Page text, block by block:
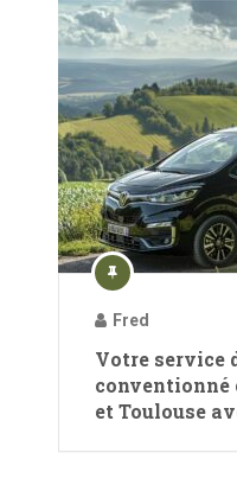
Fred
Votre service
conventionné
et Toulouse